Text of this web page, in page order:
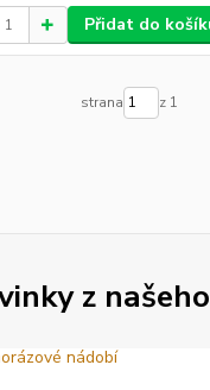
Přidat do
strana z 1
z